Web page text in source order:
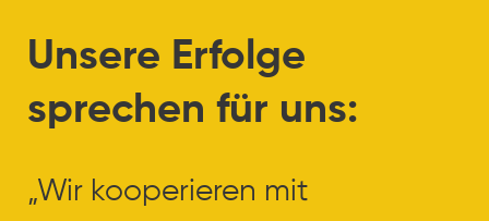
Unsere Erfolge
sprechen für uns:
„Wir kooperieren mit